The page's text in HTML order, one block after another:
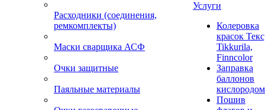
Расходники (соединения,
ремкомплекты)
Маски сварщика АСФ
Очки защитные
Паяльные материалы
Услуги
Колеровка
красок
Tikkurila,
Finncolor
Заправка
баллонов
кислородом
Пошив